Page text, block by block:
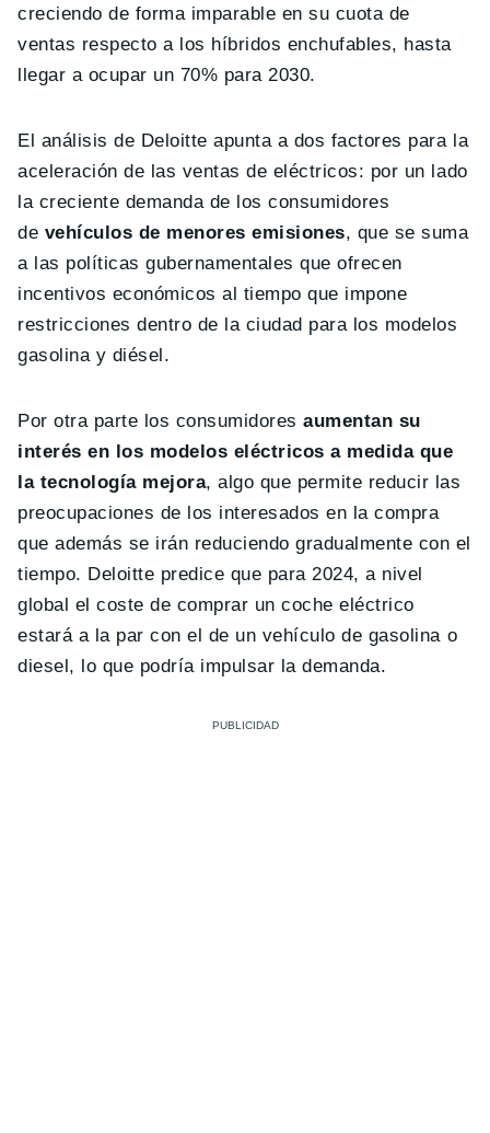
creciendo de forma imparable en su cuota de
ventas respecto a los híbridos enchufables, hasta
llegar a ocupar un 70% para 2030.
El análisis de Deloitte apunta a dos factores para la
aceleración de las ventas de eléctricos: por un lado
la creciente demanda de los consumidores
de vehículos de menores emisiones, que se suma
a las políticas gubernamentales que ofrecen
incentivos económicos al tiempo que impone
restricciones dentro de la ciudad para los modelos
gasolina y diésel.
Por otra parte los consumidores aumentan su
interés en los modelos eléctricos a medida que
la tecnología mejora, algo que permite reducir las
preocupaciones de los interesados en la compra
que además se irán reduciendo gradualmente con el
tiempo. Deloitte predice que para 2024, a nivel
global el coste de comprar un coche eléctrico
estará a la par con el de un vehículo de gasolina o
diesel, lo que podría impulsar la demanda.